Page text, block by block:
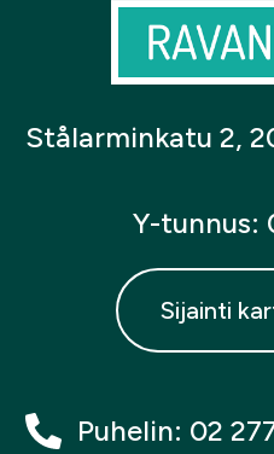
Stålarminkatu 2,
Y-tunnus:
Sijainti
Puhelin: 02